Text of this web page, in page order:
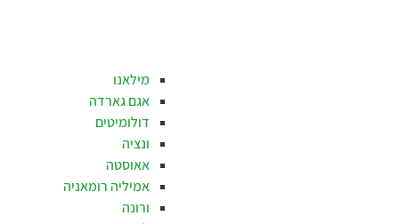
מילאנו
אגם גארדה
דולומיטים
ונציה
אאוסטה
אמיליה רומאניה
ורונה